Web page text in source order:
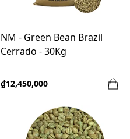
NM - Green Bean Brazil
Cerrado - 30Kg
₫12,450,000